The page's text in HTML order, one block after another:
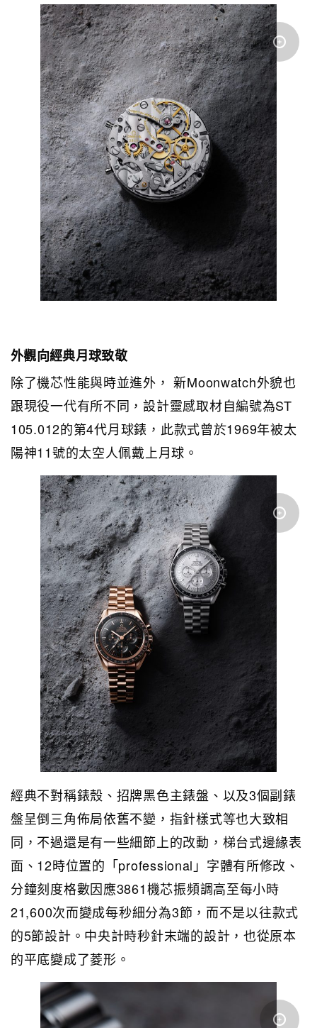
外觀向經典月球致敬
除了機芯性能與時並進外， 新Moonwatch外貌也
跟現役一代有所不同，設計靈感取材自編號為ST
105.012的第4代月球錶，此款式曾於1969年被太
陽神11號的太空人佩戴上月球。
經典不對稱錶殼、招牌黑色主錶盤、以及3個副錶
盤呈倒三角佈局依舊不變，指針樣式等也大致相
同，不過還是有一些細節上的改動，梯台式邊緣表
面、12時位置的「professional」字體有所修改、
分鐘刻度格數因應3861機芯振頻調高至每小時
21,600次而變成每秒細分為3節，而不是以往款式
的5節設計。中央計時秒針末端的設計，也從原本
的平底變成了菱形。